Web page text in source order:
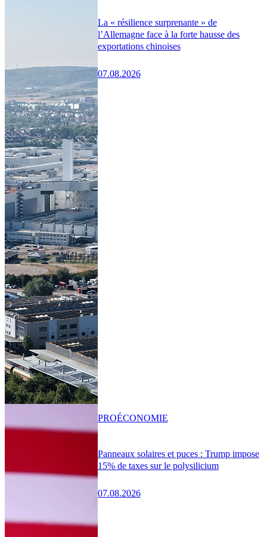
La « résilience surprenante » de
l’Allemagne face à la forte hausse des
exportations chinoises
07.08.2026
Panneaux solaires et puces : Trump impose
15% de taxes sur le polysilicium
07.08.2026
PROÉCONOMIE